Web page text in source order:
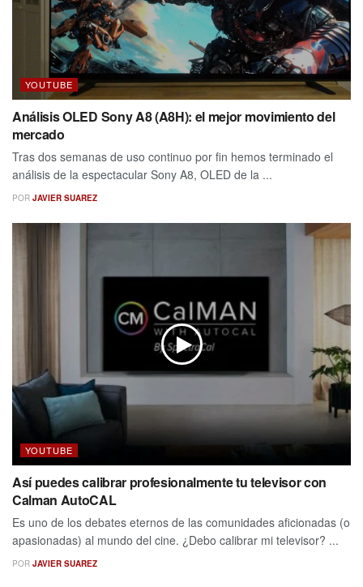
YOUTUBE
Análisis OLED Sony A8 (A8H): el mejor movimiento del
mercado
Tras dos semanas de uso continuo por fin hemos terminado el
análisis de la espectacular Sony A8, OLED de la ...
POR JAVIER SUAREZ
YOUTUBE
Así puedes calibrar profesionalmente tu televisor con
Calman AutoCAL
Es uno de los debates eternos de las comunidades aficionadas (o
apasionadas) al mundo del cine. ¿Debo calibrar mi televisor? ...
POR JAVIER SUAREZ